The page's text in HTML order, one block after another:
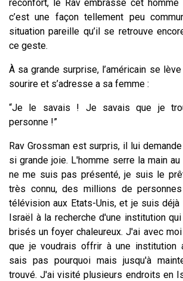
réconfort, le Rav embrasse cet
c’est une façon tellement peu
situation pareille qu’il se retrouve
ce geste.
À sa grande surprise, l’américain se
sourire et s’adresse a sa femme :
“Je le savais ! Je savais que je
personne !”
Rav Grossman est surpris, il lui
si grande joie. L'homme serre la main
ne me suis pas présenté, je suis le
très connu, des millions de
télévision aux Etats-Unis, et je suis
Israël à la recherche d'une institution
brisés un foyer chaleureux. J'ai avec
que je voudrais offrir à une institution
sais pas pourquoi mais jusqu'à
trouvé. J'ai visité plusieurs endroits en